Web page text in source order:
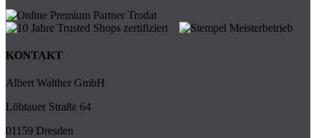
KONTAKT
Albert Walther GmbH
Löbtauer Straße 64
01159 Dresden